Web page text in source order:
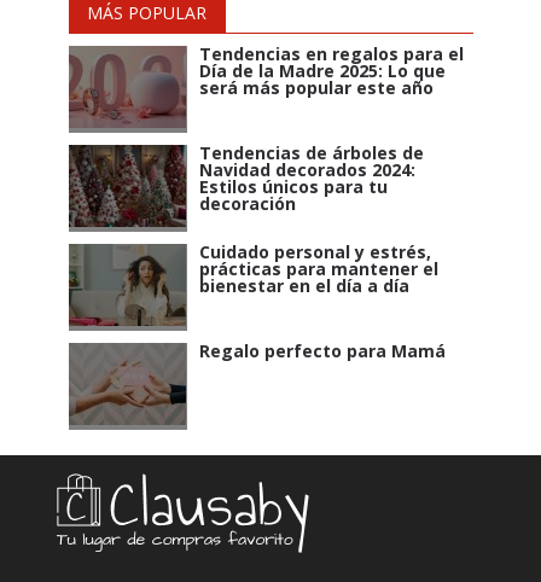
MÁS POPULAR
Tendencias en regalos para el
Día de la Madre 2025: Lo que
será más popular este año
Tendencias de árboles de
Navidad decorados 2024:
Estilos únicos para tu
decoración
Cuidado personal y estrés,
prácticas para mantener el
bienestar en el día a día
Regalo perfecto para Mamá